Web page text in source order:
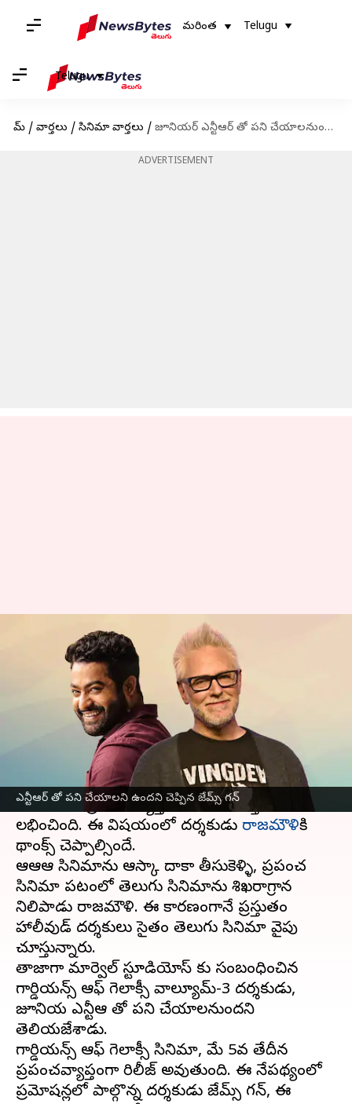
మరింత Telugu
Telugu
హోమ్ / వార్తలు / సినిమా వార్తలు / జూనియర్ ఎన్టీఆర్ తో పని చేయాలనుందని చెప్పిన హాలీవుడ్ డైరెక్టర్
ADVERTISEMENT
ఎన్టీఆర్ తో పని చేయాలని ఉందని చెప్పిన జేమ్స్ గన్
జూనియర్ ఎన్టీఆర్ తో పని
చేయాలనుందని చెప్పిన హాలీవుడ్
డైరెక్టర్
Sriram Pranateja Apr 26, 2023 11:06 am
ఈ వార్తాకథనం ఏంటి
ఆర్ఆర్ఆర్ సినిమాలో నటించినజూనియర్ ఎన్టీఆర్,రామ్
చరణ్లకు ప్రపంచవ్యాప్తంగా మంచి గుర్తింపు
లభించింది. ఈ విషయంలో దర్శకుడు రాజమౌళికి
థాంక్స్ చెప్పాల్సిందే.
ఆర్ఆర్ఆర్ సినిమాను ఆస్కార్ దాకా తీసుకెళ్ళి, ప్రపంచ
సినిమా పటంలో తెలుగు సినిమాను శిఖరాగ్రాన
నిలిపాడు రాజమౌళి. ఈ కారణంగానే ప్రస్తుతం
హాలీవుడ్ దర్శకులు సైతం తెలుగు సినిమా వైపు
చూస్తున్నారు.
తాజాగా మార్వెల్ స్టూడియోస్ కు సంబంధించిన
గార్డియన్స్ ఆఫ్ గెలాక్సీ వాల్యూమ్-3 దర్శకుడు,
జూనియర్ ఎన్టీఆర్ తో పని చేయాలనుందని
తెలియజేశాడు.
గార్డియన్స్ ఆఫ్ గెలాక్సీ సినిమా, మే 5వ తేదీన
ప్రపంచవ్యాప్తంగా రిలీజ్ అవుతుంది. ఈ నేపథ్యంలో
ప్రమోషన్లలో పాల్గొన్న దర్శకుడు జేమ్స్ గన్, ఈ